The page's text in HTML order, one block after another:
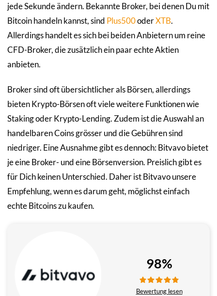
jede Sekunde ändern. Bekannte Broker, bei denen Du mit
Bitcoin handeln kannst, sind Plus500oderXTB.
Allerdings handelt es sich bei beiden Anbietern um reine
CFD-Broker, die zusätzlich ein paar echte Aktien
anbieten.
Broker sind oft übersichtlicher als Börsen, allerdings
bieten Krypto-Börsen oft viele weitere Funktionen wie
Staking oder Krypto-Lending. Zudem ist die Auswahl an
handelbaren Coins grösser und die Gebühren sind
niedriger. Eine Ausnahme gibt es dennoch: Bitvavo bietet
je eine Broker- und eine Börsenversion. Preislich gibt es
für Dich keinen Unterschied. Daher ist Bitvavo unsere
Empfehlung, wenn es darum geht, möglichst einfach
echte Bitcoins zu kaufen.
98%
Bewertung lesen